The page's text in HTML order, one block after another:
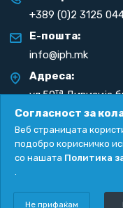
+389 (0)2 3125
Е-пошта:
info@iph.mk
Адреса:
ул.50таДивизија
Република С.
Copyright
Согласност за
Веб страницата
подобро корисничко
со нашата Политика
.
Не прифаќам